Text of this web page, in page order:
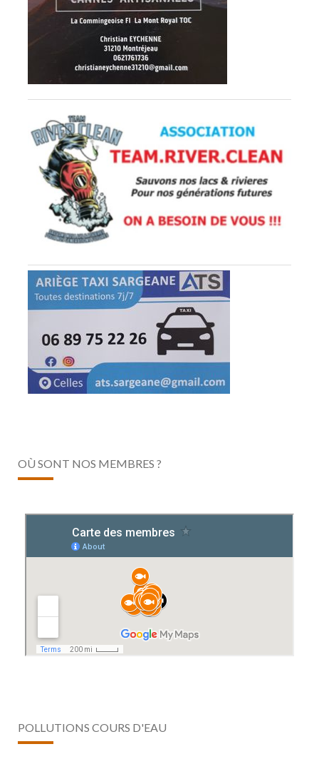
OÙ SONT NOS MEMBRES ?
POLLUTIONS COURS D'EAU